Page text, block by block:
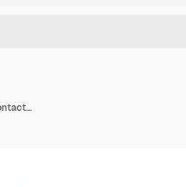
Sur la carte, l'image vectorielle de l'icône peut être utilisée pour nous contacter